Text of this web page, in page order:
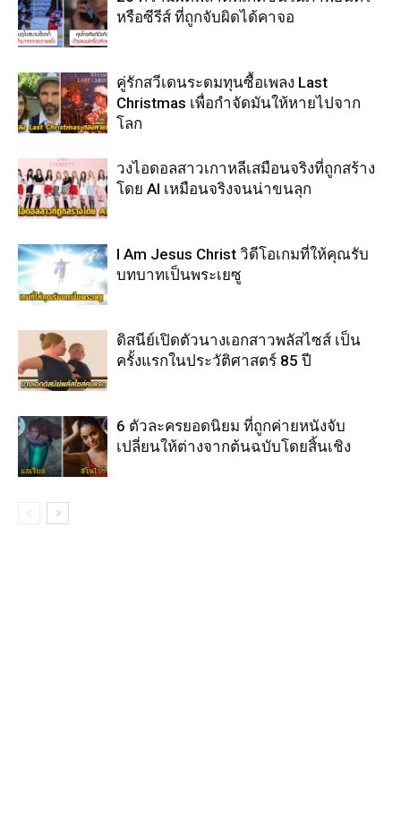
หรือซีรีส์ ที่ถูกจับผิดได้คาจอ
คู่รักสวีเดนระดมทุนซื้อเพลง Last
Christmas เพื่อกำจัดมันให้หายไปจาก
โลก
วงไอดอลสาวเกาหลีเสมือนจริงที่ถูกสร้าง
โดย AI เหมือนจริงจนน่าขนลุก
I Am Jesus Christ วิดีโอเกมที่ให้คุณรับ
บทบาทเป็นพระเยซู
ดิสนีย์เปิดตัวนางเอกสาวพลัสไซส์ เป็น
ครั้งแรกในประวัติศาสตร์ 85 ปี
6 ตัวละครยอดนิยม ที่ถูกค่ายหนังจับ
เปลี่ยนให้ต่างจากต้นฉบับโดยสิ้นเชิง